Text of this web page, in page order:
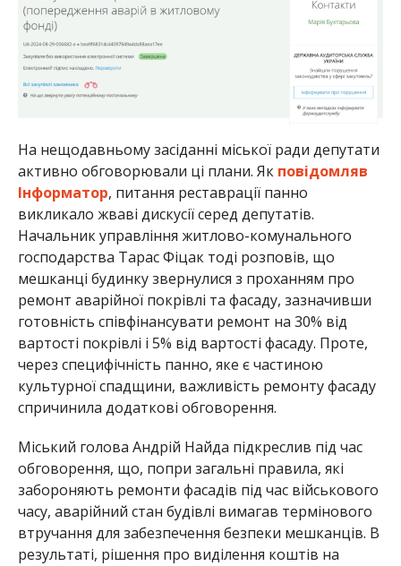
На нещодавньому засіданні міської ради депутати
активно обговорювали ці плани. Як повідомляв
Інформатор, питання реставрації панно
викликало жваві дискусії серед депутатів.
Начальник управління житлово-комунального
господарства Тарас Фіцак тоді розповів, що
мешканці будинку звернулися з проханням про
ремонт аварійної покрівлі та фасаду, зазначивши
готовність співфінансувати ремонт на 30% від
вартості покрівлі і 5% від вартості фасаду. Проте,
через специфічність панно, яке є частиною
культурної спадщини, важливість ремонту фасаду
спричинила додаткові обговорення.
Міський голова Андрій Найда підкреслив під час
обговорення, що, попри загальні правила, які
забороняють ремонти фасадів під час військового
часу, аварійний стан будівлі вимагав термінового
втручання для забезпечення безпеки мешканців. В
результаті, рішення про виділення коштів на